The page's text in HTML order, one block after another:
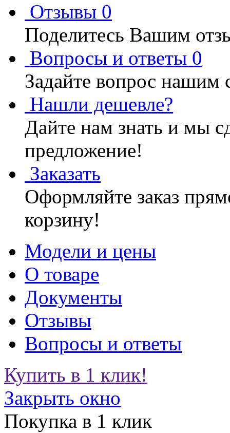
Отзывы 0
Поделитесь Вашим
Вопросы и ответы 0
Задайте вопрос нашим
Нашли дешевле?
Дайте нам знать и мы
предложение!
Заказать
Оформляйте заказ
корзину!
Модели и цены
О товаре
Документы
Отзывы
Вопросы и ответы
Купить в 1 клик!
Закрыть окно
Покупка в 1 клик